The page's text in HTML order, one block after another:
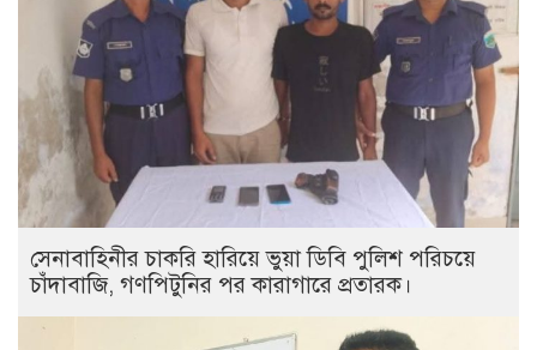
সেনাবাহিনীর চাকরি হারিয়ে ভুয়া ডিবি পুলিশ পরিচয়ে
চাঁদাবাজি, গণপিটুনির পর কারাগারে প্রতারক।